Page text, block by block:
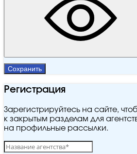
Сохранить
Регистрация
Зарегистрируйтесь на сайте,
к закрытым разделам для
на профильные рассылки.